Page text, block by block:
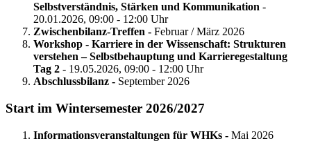
Selbstverständnis, Stärken und Kommunikation -
20.01.2026, 09:00 - 12:00 Uhr
Zwischenbilanz-Treffen - Februar / März 2026
Workshop - Karriere in der Wissenschaft: Strukturen
verstehen – Selbstbehauptung und Karrieregestaltung
Tag 2 - 19.05.2026, 09:00 - 12:00 Uhr
Abschlussbilanz - September 2026
Start im Wintersemester 2026/2027
Informationsveranstaltungen für WHKs - Mai 2026